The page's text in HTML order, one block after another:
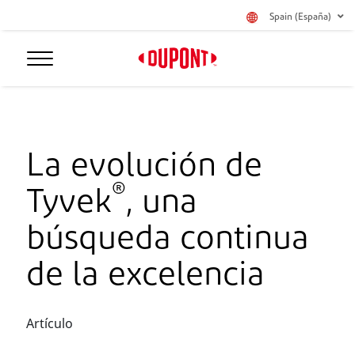
Spain (España)
La evolución de
Tyvek®, una
búsqueda continua
de la excelencia
Artículo